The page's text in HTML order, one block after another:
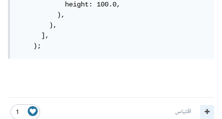
            height: 100.0,
          ),
        ),
      ],
    );
1 اقتباس